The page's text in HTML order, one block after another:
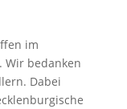
im
Wir bedanken
Dabei